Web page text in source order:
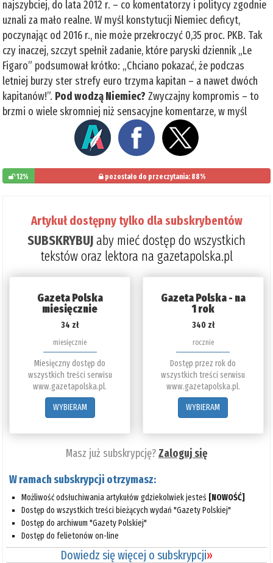
najszybciej, do lata 2012 r. – co komentatorzy i politycy zgodnie
uznali za mało realne. W myśl konstytucji Niemiec deficyt,
poczynając od 2016 r., nie może przekroczyć 0,35 proc. PKB. Tak
czy inaczej, szczyt spełnił zadanie, które paryski dziennik „Le
Figaro” podsumował krótko: „Chciano pokazać, że podczas
letniej burzy ster strefy euro trzyma kapitan – a nawet dwóch
kapitanów!”. Pod wodzą Niemiec? Zwyczajny kompromis – to
brzmi o wiele skromniej niż sensacyjne komentarze, w myśl
12% pozostało do przeczytania: 88%
Artykuł dostępny tylko dla subskrybentów
SUBSKRYBUJaby mieć dostęp do wszystkich
tekstów oraz lektora na gazetapolska.pl
Gazeta Polska
miesięcznie
34 zł
miesięcznie
Miesięczny dostęp do
wszystkich treści serwisu
www.gazetapolska.pl.
WYBIERAM
Gazeta Polska - na
1 rok
340 zł
rocznie
Dostęp przez rok do
wszystkich treści serwisu
www.gazetapolska.pl.
WYBIERAM
Masz już subskrypcję?Zaloguj się
W ramach subskrypcji otrzymasz:
Możliwość odsłuchiwania artykułów gdziekolwiek jesteś [NOWOŚĆ]
Dostęp do wszystkich treści bieżących wydań "Gazety Polskiej"
Dostęp do archiwum "Gazety Polskiej"
Dostęp do felietonów on-line
Dowiedz się więcej o subskrypcji»